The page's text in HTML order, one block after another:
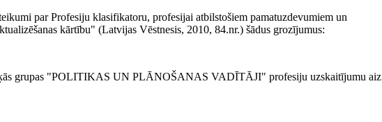
par Profesiju klasifikatoru, profesijai atbilstošiem pamatuzdevumiem un
kārtību" (Latvijas Vēstnesis, 2010, 84.nr.) šādus grozījumus:
grupas "POLITIKAS UN PLĀNOŠANAS VADĪTĀJI" profesiju uzskaitījumu aiz